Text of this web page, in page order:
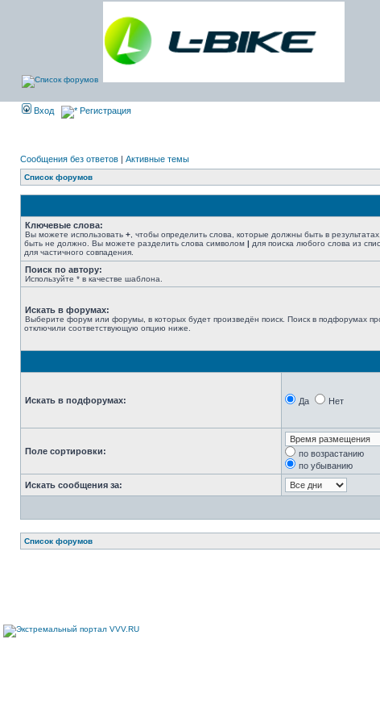
Вход Регистрация
Сообщения без ответов | Активные темы
Список форумов
Ключевые слова:
Вы можете использовать + , чтобы определить слова, которые должны быть в
быть не должно. Вы можете разделить слова символом | для поиска любого слова из
для частичного совпадения.
Поиск по автору:
Используйте * в качестве шаблона.
Искать в форумах:
Выберите форум или форумы, в которых будет произведён поиск. Поиск в подфорумах
отключили соответствующую опцию ниже.
Искать в подфорумах: Да Нет
Поле сортировки:
по возрастанию
по убыванию
Искать сообщения за:
Список форумов